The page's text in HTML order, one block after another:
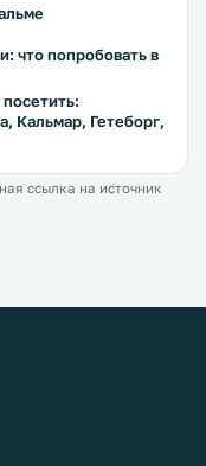
что попробовать в
Кальмар, Гетеборг,
ссылка на источник